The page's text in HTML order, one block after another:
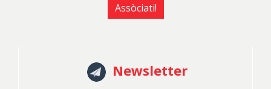
Assòciati!
Newsletter